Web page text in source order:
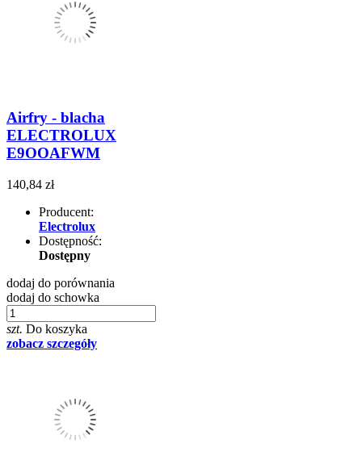
Airfry - blacha
ELECTROLUX
E9OOAFWM
140,84 zł
Producent:
Electrolux
Dostępność:
Dostępny
dodaj do porównania
dodaj do schowka
szt. Do koszyka
zobacz szczegóły